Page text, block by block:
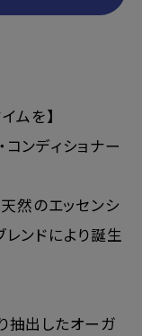
ムを】
ンディショナー
然のエッセンシ
ンドにより誕生
抽出したオーガ